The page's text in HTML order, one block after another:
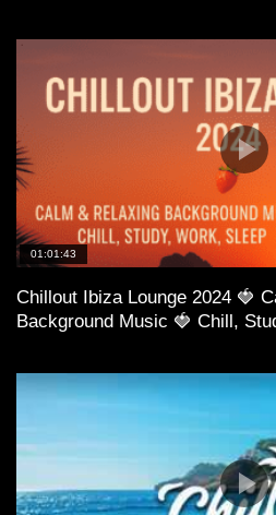
01:01:43
Chillout Ibiza Lounge 2024 🍓
Background Music 🍓 Chill,